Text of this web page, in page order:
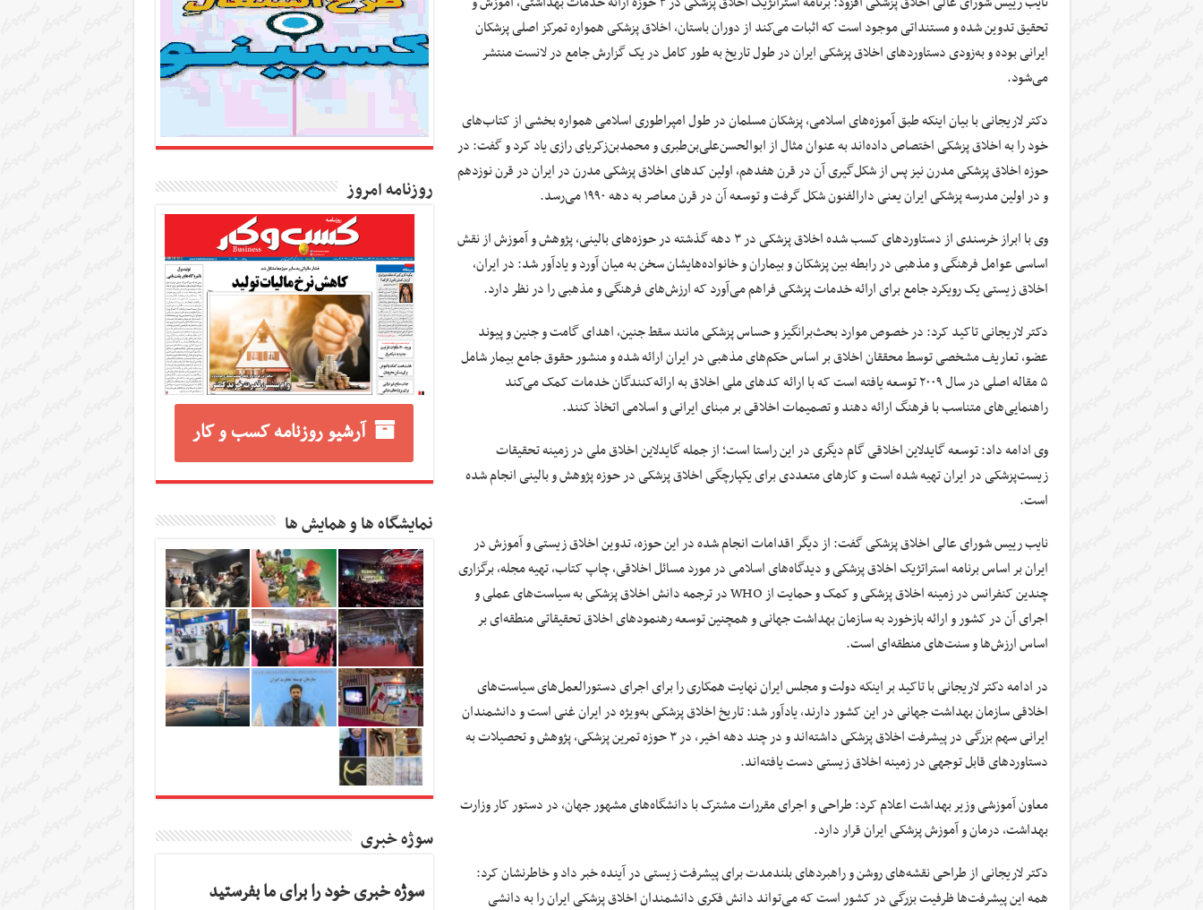
تحقیق تدوین شده و مستنداتی موجود است که اثبات می‌کند از دوران باستان، اخلاق پزشکی همواره تمرکز اصلی پزشکان
ایرانی بوده و به‌زودی دستاوردهای اخلاق پزشکی ایران در طول تاریخ به طور کامل در یک گزارش جامع در لانست منتشر
می‌شود.
دکتر لاریجانی با بیان اینکه طبق آموزه‌های اسلامی، پزشکان مسلمان در طول امپراطوری اسلامی همواره بخشی از کتاب‌های
خود را به اخلاق پزشکی اختصاص داده‌اند به عنوان مثال از ابوالحسن‌علی‌بن‌طبری و محمدبن‌زکریای رازی یاد کرد و گفت: در
حوزه اخلاق پزشکی مدرن نیز پس از شکل‌گیری آن در قرن هفدهم، اولین کدهای اخلاق پزشکی مدرن در ایران در قرن نوزدهم
و در اولین مدرسه‌ پزشکی ایران یعنی دارالفنون شکل گرفت و توسعه‌ آن در قرن معاصر به دهه‌ ۱۹۹۰ می‌رسد.
وی با ابراز خرسندی از دستاوردهای کسب شده اخلاق پزشکی در ۳ دهه گذشته در حوزه‌های بالینی، پژوهش و آموزش از نقش
اساسی عوامل فرهنگی و مذهبی در رابطه‌ بین پزشکان و بیماران و خانواده‌هایشان سخن به میان آورد و یادآور شد: در ایران،
اخلاق زیستی یک رویکرد جامع برای ارائه‌ خدمات پزشکی فراهم می‌آورد که ارزش‌های فرهنگی و مذهبی را در نظر دارد.
دکتر لاریجانی تاکید کرد: در خصوص موارد بحث‌برانگیز و حساس پزشکی مانند سقط جنین، اهدای گامت و جنین و پیوند
عضو، تعاریف مشخصی توسط محققان اخلاق بر اساس حکم‌های مذهبی در ایران ارائه شده و منشور حقوق جامع بیمار شامل
۵ مقاله اصلی در سال ۲۰۰۹ توسعه یافته است که با ارائه کدهای ملی اخلاق به ارائه‌کنندگان خدمات کمک می‌کند
راهنمایی‌های متناسب با فرهنگ ارائه دهند و تصمیمات اخلاقی بر مبنای ایرانی و اسلامی اتخاذ کنند.
وی ادامه داد: توسعه گایدلاین اخلاقی گام دیگری در این راستا است؛ از جمله گایدلاین اخلاق ملی در زمینه‌ تحقیقات
زیست‌پزشکی در ایران تهیه شده است و کارهای متعددی برای یکپارچگی اخلاق پزشکی در حوزه‌ پژوهش و بالینی انجام شده
است.
نایب رییس شورای عالی اخلاق پزشکی گفت: از دیگر اقدامات انجام شده در این حوزه، تدوین اخلاق زیستی و آموزش در
ایران بر اساس برنامه استراتژیک اخلاق پزشکی و دیدگاه‌های اسلامی در مورد مسائل اخلاقی، چاپ کتاب، تهیه‌ مجله، برگزاری
چندین کنفرانس در زمینه‌ اخلاق پزشکی و کمک و حمایت از WHO در ترجمه‌ دانش اخلاق پزشکی به سیاست‌های عملی و
اجرای آن در کشور و ارائه‌ بازخورد به سازمان بهداشت جهانی و همچنین توسعه‌ رهنمودهای اخلاق تحقیقاتی منطقه‌ای بر
اساس ارزش‌ها و سنت‌های منطقه‌ای است.
در ادامه دکتر لاریجانی با تاکید بر اینکه دولت و مجلس ایران نهایت همکاری را برای اجرای دستورالعمل‌های سیاست‌های
اخلاقی سازمان بهداشت جهانی در این کشور دارند، یادآور شد: تاریخ اخلاق پزشکی به‌ویژه در ایران غنی است و دانشمندان
ایرانی سهم بزرگی در پیشرفت اخلاق پزشکی داشته‌اند و در چند دهه اخیر، در ۳ حوزه‌ تمرین پزشکی، پژوهش و تحصیلات به
دستاوردهای قابل توجهی در زمینه‌ اخلاق زیستی دست یافته‌اند.
معاون آموزشی وزیر بهداشت اعلام کرد: طراحی و اجرای مقررات مشترک با دانشگاه‌های مشهور جهان، در دستور کار وزارت
بهداشت، درمان و آموزش پزشکی ایران قرار دارد.
دکتر لاریجانی از طراحی نقشه‌های روشن و راهبردهای بلندمدت برای پیشرفت زیستی در آینده خبر داد و خاطرنشان کرد:
همه این پیشرفت‌ها ظرفیت بزرگی در کشور است که می‌تواند دانش فکری دانشمندان اخلاق پزشکی ایران را به دانشی
روزنامه امروز
آرشیو روزنامه کسب و کار
نمایشگاه ها و همایش ها
سوژه خبری
سوژه خبری خود را برای ما بفرستید